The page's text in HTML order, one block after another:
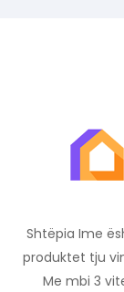
Shtëpia Ime
produktet tju
Me mbi 3